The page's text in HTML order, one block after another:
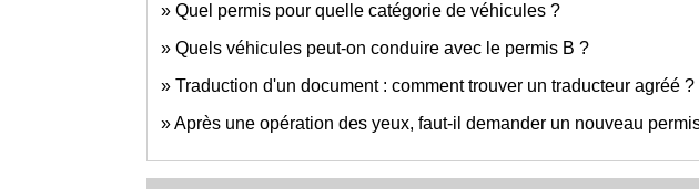
Quel permis pour quelle catégorie de véhicules ?
Quels véhicules peut-on conduire avec le permis B ?
Traduction d'un document : comment trouver un traducteur agréé ?
Après une opération des yeux, faut-il demander un nouveau